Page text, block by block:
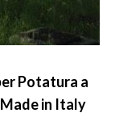
Potatura a
in Italy